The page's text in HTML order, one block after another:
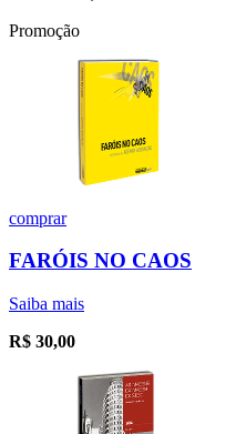
Promoção
comprar
FARÓIS NO CAOS
Saiba mais
R$ 30,00